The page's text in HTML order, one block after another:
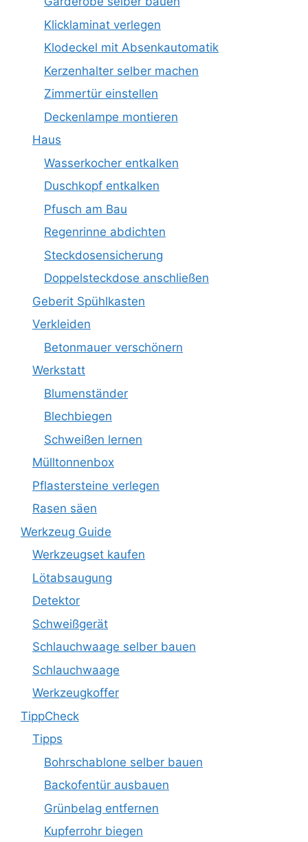
Klicklaminat verlegen
Klodeckel mit Absenkautomatik
Kerzenhalter selber machen
Zimmertür einstellen
Deckenlampe montieren
Haus
Wasserkocher entkalken
Duschkopf entkalken
Pfusch am Bau
Regenrinne abdichten
Steckdosensicherung
Doppelsteckdose anschließen
Geberit Spühlkasten
Verkleiden
Betonmauer verschönern
Werkstatt
Blumenständer
Blechbiegen
Schweißen lernen
Mülltonnenbox
Pflastersteine verlegen
Rasen säen
Werkzeug Guide
Werkzeugset kaufen
Lötabsaugung
Detektor
Schweißgerät
Schlauchwaage selber bauen
Schlauchwaage
Werkzeugkoffer
TippCheck
Tipps
Bohrschablone selber bauen
Backofentür ausbauen
Grünbelag entfernen
Kupferrohr biegen